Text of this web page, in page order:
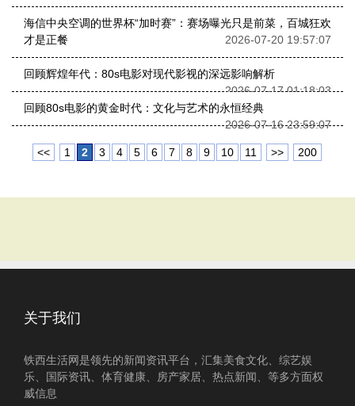
海信中央空调的世界杯“加时赛”：赛场曝光只是前菜，百城狂欢
才是正餐
2026-07-20 19:57:07
回顾辉煌年代：80s电影对现代影视的深远影响解析
2026-07-17 01:18:03
回顾80s电影的黄金时代：文化与艺术的永恒经典
2026-07-16 23:59:07
<< 1 2 3 4 5 6 7 8 9 10 11 >> 200
关于我们
铁西生活网是领先的新闻资讯平台，汇集美食文化、综艺娱
乐、国际资讯、体育健康、房产家居、热点新闻、等多方面权
威信息